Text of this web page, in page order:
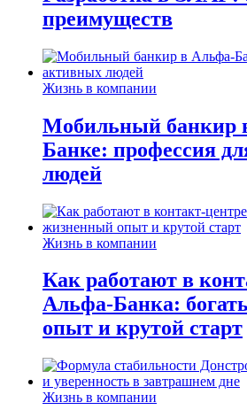
преимуществ
Жизнь в компании
Мобильный банкир
Банке: профессия
людей
Жизнь в компании
Как работают в
Альфа-Банка:
опыт и крутой старт
Жизнь в компании